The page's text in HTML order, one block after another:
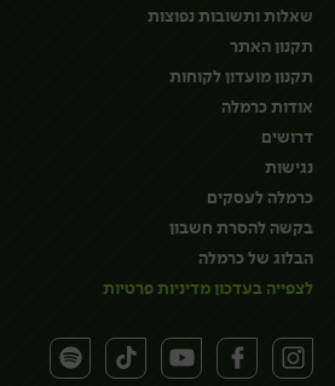
שאלות ותשובות נפוצות
תקנון האתר
תקנון מועדון לקוחות
אודות כרמלה
דרושים
נגישות
כרמלה לעסקים
בקשה להסרת חשבון
הבלוג של כרמלה
לצפייה בעדכון מדיניות פרטיות